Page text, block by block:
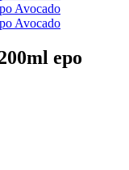
epo